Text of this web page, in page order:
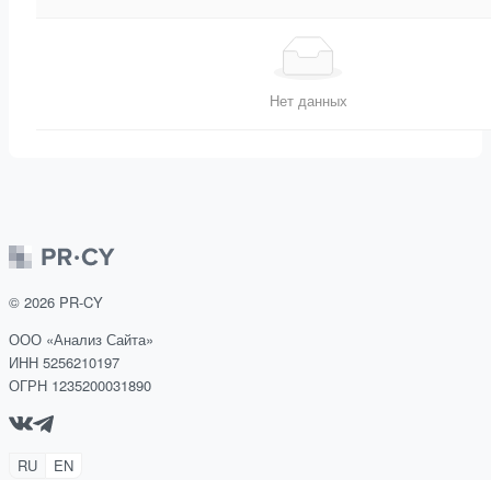
Нет данных
© 2026 PR-CY
ООО «Анализ Сайта»
ИНН 5256210197
ОГРН 1235200031890
RU EN